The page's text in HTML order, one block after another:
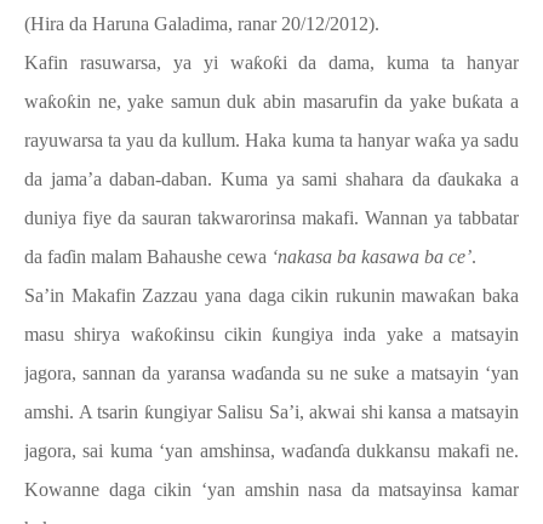
(Hira da Haruna Galadima, ranar 20/12/2012).
Kafin rasuwarsa, ya yi waƙoƙi da dama, kuma ta hanyar
waƙoƙin ne, yake samun duk abin masarufin da yake buƙata a
rayuwarsa ta yau da kullum. Haka kuma ta hanyar waƙa ya sadu
da jama’a daban-daban. Kuma ya sami shahara daɗaukaka a
duniya fiye da sauran takwarorinsa makafi. Wannan ya tabbatar
da faɗin malam Bahaushe cewa ‘nakasa ba kasawa ba ce’.
Sa’in Makafin Zazzau yana daga cikin rukunin mawaƙan baka
masu shirya waƙoƙinsu cikin ƙungiya inda yake a matsayin
jagora, sannan da yaransa waɗanda su ne suke a matsayin ‘yan
amshi. A tsarin ƙungiyar Salisu Sa’i, akwai shi kansa a matsayin
jagora, sai kuma ‘yan amshinsa, waɗanɗa dukkansu makafi ne.
Kowanne daga cikin ‘yan amshin nasa da matsayinsa kamar